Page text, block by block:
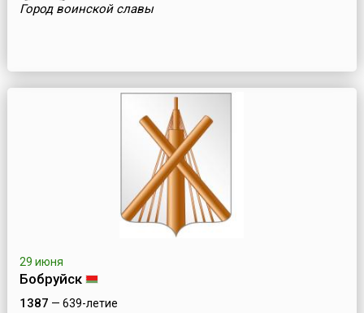
Город воинской славы
29 июня
Бобруйск
1387 — 639-летие